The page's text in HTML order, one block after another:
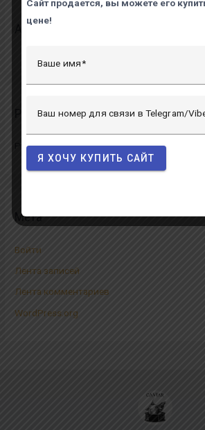
Архивы
Рубрики
Рубрик нет
Мета
Войти
Лента записей
Лента комментариев
WordPress.org
Сайт продается, вы можете его
цене!
Ваше имя
Ваш номер для связи в Telegram/
Я ХОЧУ КУПИТЬ САЙТ